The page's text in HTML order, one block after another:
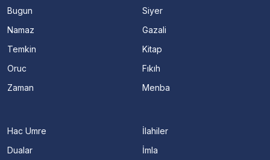
Bugun
Namaz
Temkin
Oruc
Zaman
Siyer
Gazali
Kitap
Fıkıh
Menba
Hac Umre
Dualar
İlahiler
İmla